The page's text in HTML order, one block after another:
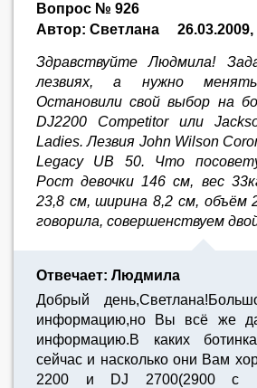
Вопрос № 926
Автор: Светлана
Здравствуйте Людмила!
лезвиях, а нужно
Остановили свой выбор на
DJ2200 Competitor или
Ladies. Лезвия John Wilson
Legacy UB 50. Что
Рост девочки 146 см, вес
23,8 см, ширина 8,2 см, объём
говорила, совершенствуем
Отвечает: Людмила
Добрый
информацию,но Вы всё же
информацию.В каких
сейчас и насколько они Вам
2200 и DJ 2700(2900 с